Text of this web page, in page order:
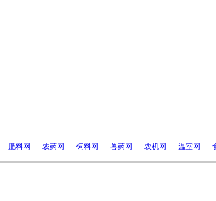
肥料网 农药网 饲料网 兽药网 农机网 温室网